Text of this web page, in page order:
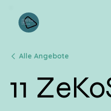
11
Alle Angebote